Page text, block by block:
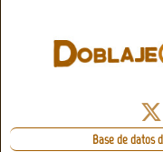
Base de datos